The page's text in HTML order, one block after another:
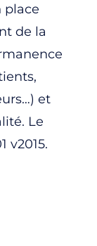
place
de la
et
Le
v2015.